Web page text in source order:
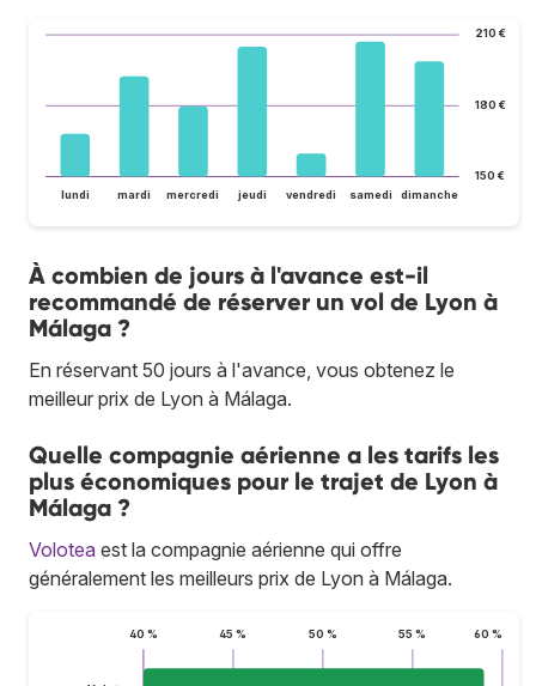
150 €
180 €
210 €
lundi mardi mercredi jeudi vendredi samedi dimanche
À combien de jours à l'avance est-il
recommandé de réserver un vol de Lyon à
Málaga ?
En réservant 50 jours à l'avance, vous obtenez le
meilleur prix de Lyon à Málaga.
Quelle compagnie aérienne a les tarifs les
plus économiques pour le trajet de Lyon à
Málaga ?
Volotea est la compagnie aérienne qui offre
généralement les meilleurs prix de Lyon à Málaga.
40 % 45 % 50 % 55 % 60 %